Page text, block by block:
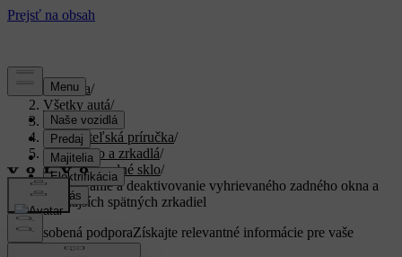
Podpora/
Všetky autá/
XC40 2024/
Používateľská príručka/
Okná, sklo a zrkadlá/
Čelné a zadné sklo/
Aktivovanie a deaktivovanie vyhrievaného zadného okna a
vonkajších spätných zrkadiel
Prispôsobená podporaZískajte relevantné informácie pre vaše
konkrétne auto.